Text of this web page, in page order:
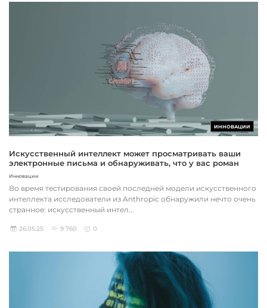
ИННОВАЦИИ
Искусственный интеллект может просматривать ваши
электронные письма и обнаруживать, что у вас роман
Инновации
Во время тестирования своей последней модели искусственного
интеллекта исследователи из Anthropic обнаружили нечто очень
странное: искусственный интел...
26.05.25 9 760 0